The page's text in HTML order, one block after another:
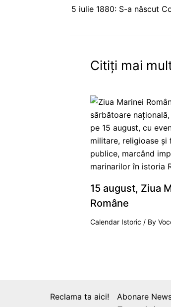
Citiți mai
15 august, Ziua
Române
Calendar Istoric / By
Reclama ta aici! Abonare